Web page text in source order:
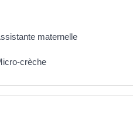
maternelle
crèche